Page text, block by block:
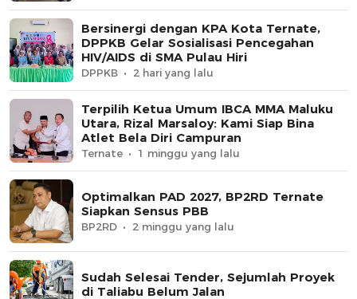
Bersinergi dengan KPA Kota Ternate,
DPPKB Gelar Sosialisasi Pencegahan
HIV/AIDS di SMA Pulau Hiri
DPPKB 2 hari yang lalu
Terpilih Ketua Umum IBCA MMA Maluku
Utara, Rizal Marsaloy: Kami Siap Bina
Atlet Bela Diri Campuran
Ternate 1 minggu yang lalu
Optimalkan PAD 2027, BP2RD Ternate
Siapkan Sensus PBB
BP2RD 2 minggu yang lalu
Sudah Selesai Tender, Sejumlah Proyek
di Taliabu Belum Jalan